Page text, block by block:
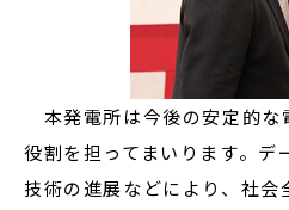
本発電所は今後の安定的な
役割を担ってまいります。デ
技術の進展などにより、社会